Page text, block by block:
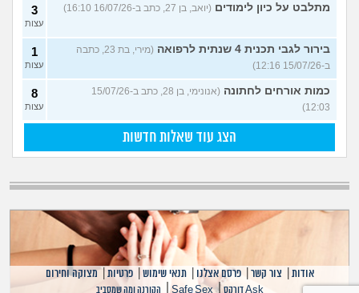
מתלבט על כיון לימודים (יואב, בן 27, כתב ב-16/07/26 16:10) 3
עצות
בירור לגבי תכנית 4 שנתית לרפואה
(מירי, בת 23, כתבה
ב-15/07/26 12:16)
1
עצות
כמות אורחים לחתונה
(אנונימי, בן 28, כתב ב-15/07/26
12:03)
8
עצות
הצג עוד שאלות חדשות
אודות צור קשר |פרסם אצלנו |תנאי שימוש |פרטיות |מצוקה וחירום
Ask דורקס |
Safe Sex
| הקורנה ומה שמסביב